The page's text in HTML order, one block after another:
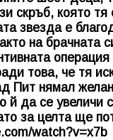
скръб, която тя
звезда е
на брачната
това, че тя
Пит нямал
й да се
за целта ще
watch?v=x7b